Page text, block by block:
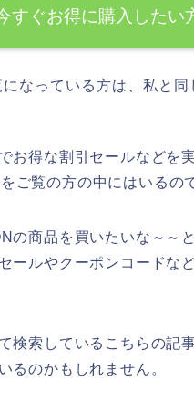
すぐお得に購入したい
なっている方は、私と
お得な割引セールなどを
ご覧の方の中にはいるの
の商品を買いたいな～～
ールやクーポンコードな
検索しているこちらの記
るのかもしれません。